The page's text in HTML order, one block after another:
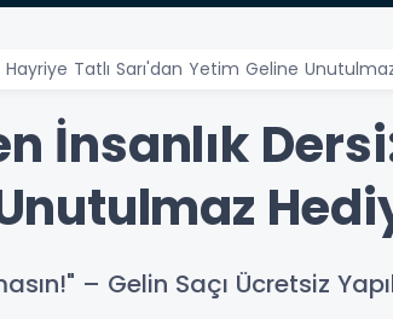
Tatlı Sarı'dan Yetim Geline
İnsanlık
– Gelin Saçı Ücretsiz